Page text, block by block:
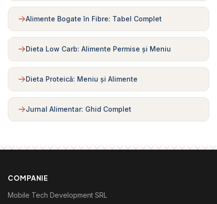
Alimente Bogate în Fibre: Tabel Complet
Dieta Low Carb: Alimente Permise și Meniu
Dieta Proteică: Meniu și Alimente
Jurnal Alimentar: Ghid Complet
COMPANIE
Mobile Tech Development SRL